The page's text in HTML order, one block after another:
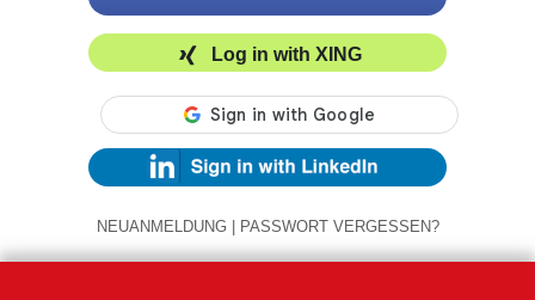
Log in with XING
NEUANMELDUNG | PASSWORT VERGESSEN?